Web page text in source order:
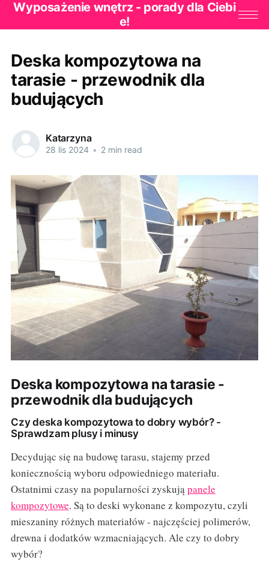
Wyposażenie wnętrz - porady dla Ciebi
e!
Deska kompozytowa na
tarasie - przewodnik dla
budujących
Katarzyna
28 lis 2024 • 2 min read
Deska kompozytowa na tarasie -
przewodnik dla budujących
Czy deska kompozytowa to dobry wybór? -
Sprawdzam plusy i minusy
Decydując się na budowę tarasu, stajemy przed
koniecznością wyboru odpowiedniego materiału.
Ostatnimi czasy na popularności zyskująpanele
kompozytowe. Są to deski wykonane z kompozytu, czyli
mieszaniny różnych materiałów - najczęściej polimerów,
drewna i dodatków wzmacniających. Ale czy to dobry
wybór?